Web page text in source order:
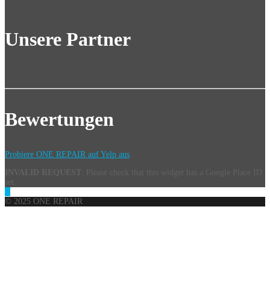
Unsere Partner
Bewertungen
Probiere ONE REPAIR auf Yelp aus
INVALID REQUEST
© 2025 ONE REPAIR